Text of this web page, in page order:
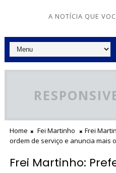
A NOTÍCIA QUE
Home Fei Martinho
Frei
ordem de serviço e anuncia mais
Frei Martinho: